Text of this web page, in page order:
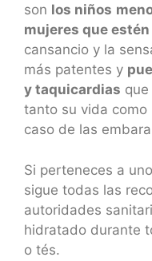
son los niños
mujeres que
cansancio y la
más patentes y
y taquicardias
tanto su vida
caso de las
Si perteneces a
sigue todas las
autoridades
hidratado durante
o tés.